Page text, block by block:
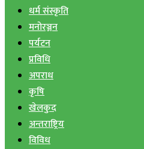
धर्म संस्कृति
मनोरञ्जन
पर्यटन
प्रविधि
अपराध
कृषि
खेलकुद
अन्तराष्ट्रिय
विविध